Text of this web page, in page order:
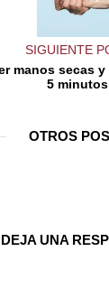
SIGUIENTE
manos secas
5 minutos
OTROS
DEJA UNA